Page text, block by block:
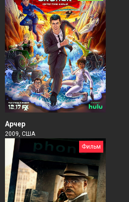
Арчер
2009, США
Фильм